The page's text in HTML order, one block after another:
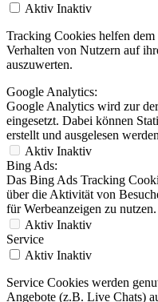
Aktiv Inaktiv
Tracking Cookies helfen
Verhalten von Nutzern auf
auszuwerten.
Google Analytics:
Google Analytics wird zur
eingesetzt. Dabei können
erstellt und ausgelesen
Aktiv Inaktiv
Bing Ads:
Das Bing Ads Tracking
über die Aktivität von
für Werbeanzeigen zu nutzen.
Aktiv Inaktiv
Service
Aktiv Inaktiv
Service Cookies werden
Angebote (z.B. Live Chats)